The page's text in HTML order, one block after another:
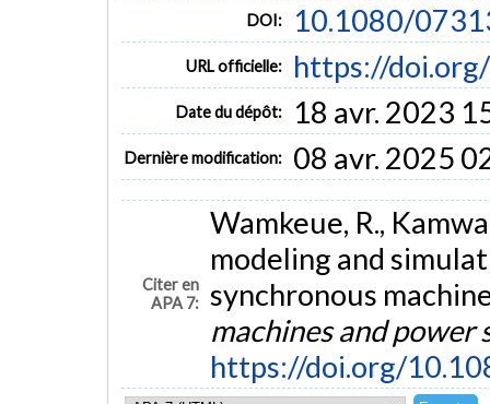
DOI: 10.1080/
URL officielle: https://
Date du dépôt: 18 avr. 2023
Dernière modification: 08 avr. 2025
Citer en
APA 7:
Wamkeue, R.,
modeling and
synchronous
machines and power
https://doi.org/